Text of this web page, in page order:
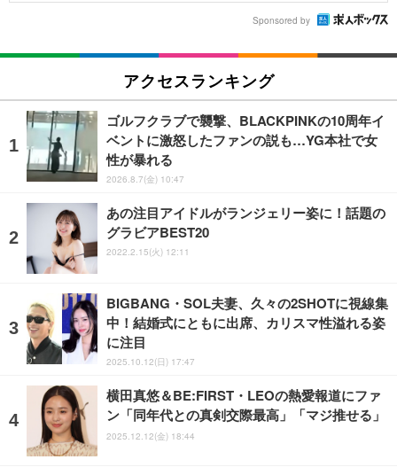
Sponsored by
アクセスランキング
ゴルフクラブで襲撃、BLACKPINKの10周年イ
ベントに激怒したファンの説も…YG本社で女
性が暴れる
2026.8.7(金) 10:47
あの注目アイドルがランジェリー姿に！話題の
グラビアBEST20
2022.2.15(火) 12:11
BIGBANG・SOL夫妻、久々の2SHOTに視線集
中！結婚式にともに出席、カリスマ性溢れる姿
に注目
2025.10.12(日) 17:47
横田真悠＆BE:FIRST・LEOの熱愛報道にファ
ン「同年代との真剣交際最高」「マジ推せる」
2025.12.12(金) 18:44